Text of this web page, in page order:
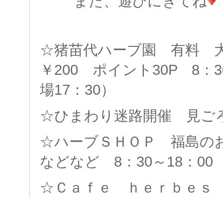
☆猪苗代ハーブ園 有料
￥200 ポイント30P 8：
場17：30）
☆ひまわり迷路開催 見ご
☆ハーブＳＨＯＰ 福島の
などなど 8：30～18：00
☆Ｃａｆｅ ｈｅｒｂｅｓ